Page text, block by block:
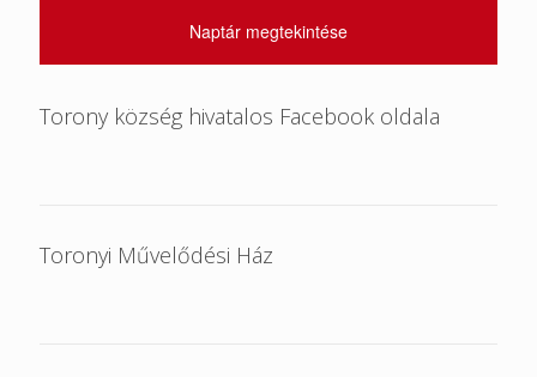
Naptár megtekintése
Torony község hivatalos Facebook oldala
Toronyi Művelődési Ház